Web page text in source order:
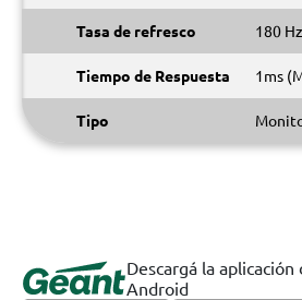
Tasa de refresco 180 Hz
Tiempo de Respuesta 1ms
Tipo
Descargá la
Android